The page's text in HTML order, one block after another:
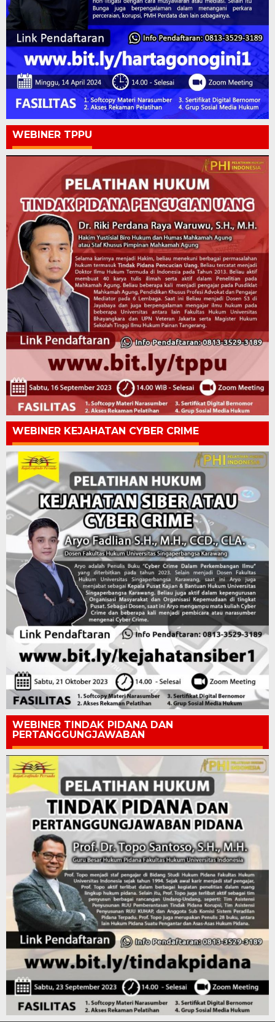
WEBINER TPPU
WEBINER KEJAHATAN CYBER CRIME
WEBINER TINDAK PIDANA DAN
PERTANGGUNGJAWABAN